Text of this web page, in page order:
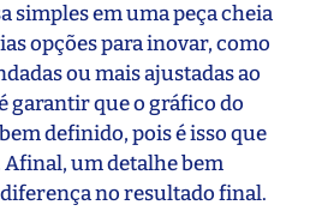
simples em uma peça cheia
opções para inovar, como
ou mais ajustadas ao
garantir que o gráfico do
definido, pois é isso que
Afinal, um detalhe bem
no resultado final.